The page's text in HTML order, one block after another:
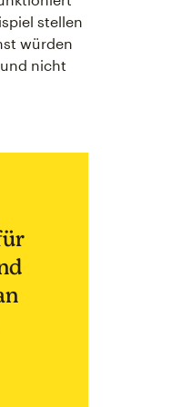
stellen
würden
nicht